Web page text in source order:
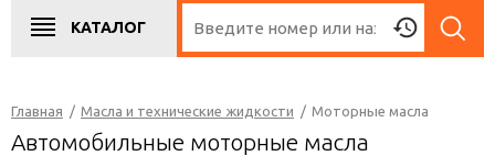
КАТАЛОГ
Главная / Масла и технические жидкости / Моторные масла
Автомобильные моторные масла